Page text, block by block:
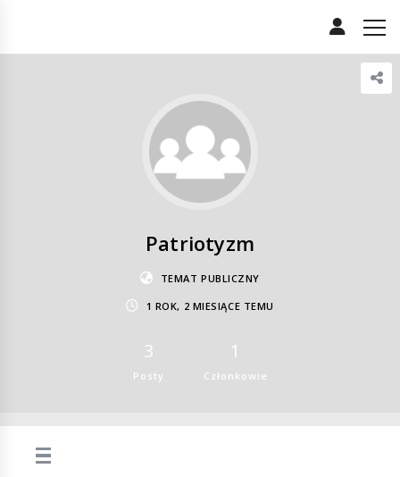
Patriotyzm
TEMAT PUBLICZNY
1 ROK, 2 MIESIĄCE TEMU
3
Posty
1
Członkowie